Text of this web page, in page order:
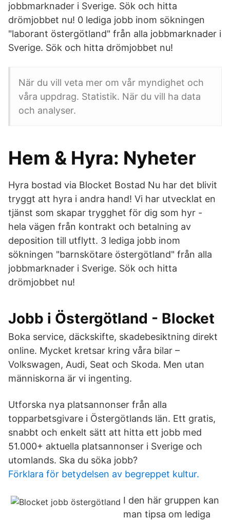
jobbmarknader i Sverige. Sök och hitta
drömjobbet nu! 0 lediga jobb inom sökningen
"laborant östergötland" från alla jobbmarknader i
Sverige. Sök och hitta drömjobbet nu!
När du vill veta mer om vår myndighet och
våra uppdrag. Statistik. När du vill ha data
och analyser.
Hem & Hyra: Nyheter
Hyra bostad via Blocket Bostad Nu har det blivit
tryggt att hyra i andra hand! Vi har utvecklat en
tjänst som skapar trygghet för dig som hyr -
hela vägen från kontrakt och betalning av
deposition till utflytt. 3 lediga jobb inom
sökningen "barnskötare östergötland" från alla
jobbmarknader i Sverige. Sök och hitta
drömjobbet nu!
Jobb i Östergötland - Blocket
Boka service, däckskifte, skadebesiktning direkt
online. Mycket kretsar kring våra bilar –
Volkswagen, Audi, Seat och Skoda. Men utan
människorna är vi ingenting.
Utforska nya platsannonser från alla
topparbetsgivare i Östergötlands län. Ett gratis,
snabbt och enkelt sätt att hitta ett jobb med
51.000+ aktuella platsannonser i Sverige och
utomlands. Ska du söka jobb?
Förklara för betydelsen av begreppet kultur.
I den här gruppen kan
man tipsa om lediga